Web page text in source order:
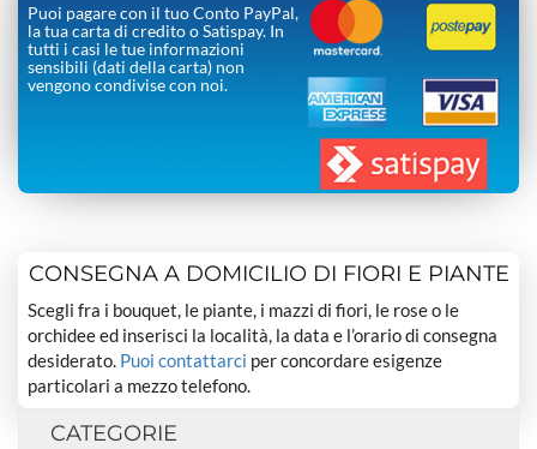
Puoi pagare con il tuo Conto PayPal,
la tua carta di credito o Satispay. In
tutti i casi le tue informazioni
sensibili (dati della carta) non
vengono condivise con noi.
CONSEGNA A DOMICILIO DI FIORI E PIANTE
Scegli fra i bouquet, le piante, i mazzi di fiori, le rose o le
orchidee ed inserisci la località, la data e l’orario di consegna
desiderato. Puoi contattarci per concordare esigenze
particolari a mezzo telefono.
CATEGORIE